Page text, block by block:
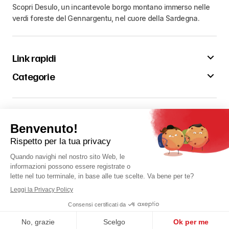
Scopri Desulo, un incantevole borgo montano immerso nelle
verdi foreste del Gennargentu, nel cuore della Sardegna.
Link rapidi
Categorie
Contattaci
Contattaci
Seguici
Termini e CondizioniPrivacy PolicyCookie Policy
P. Iva 01982510925 -